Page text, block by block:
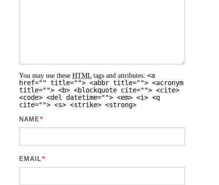
You may use these HTML tags and attributes: <a
href="" title=""> <abbr title=""> <acronym
title=""> <b> <blockquote cite=""> <cite>
<code> <del datetime=""> <em> <i> <q
cite=""> <s> <strike> <strong>
NAME*
EMAIL*